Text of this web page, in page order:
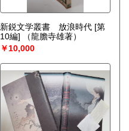
新鋭文学叢書 放浪時代 [第
10編]
（龍膽寺雄著）
￥10,000